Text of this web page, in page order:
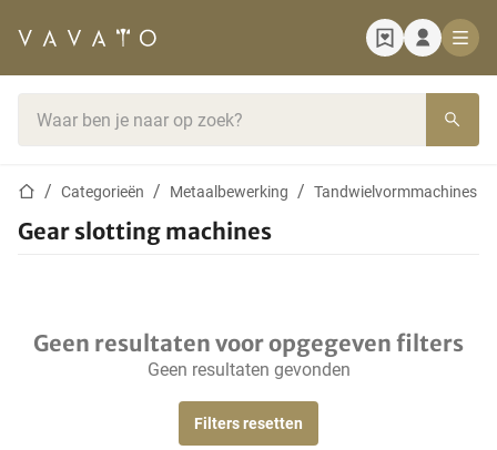
StartpaginaCategorieën Metaalbewerking Tandwielvormmachines
Gear slotting machines
Geen resultaten voor opgegeven filters
Geen resultaten gevonden
Filters resetten